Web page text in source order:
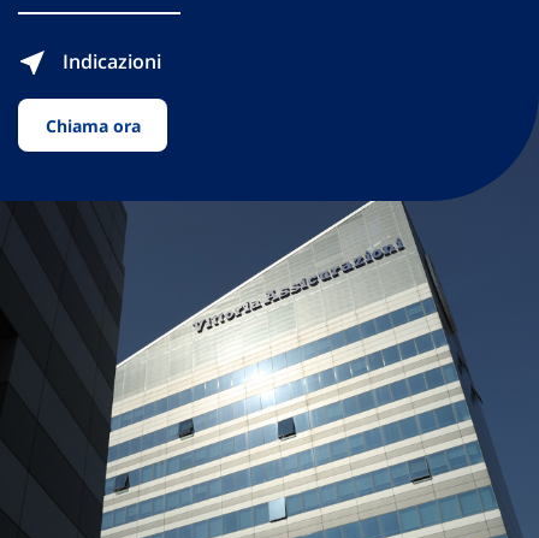
Indicazioni
Chiama ora